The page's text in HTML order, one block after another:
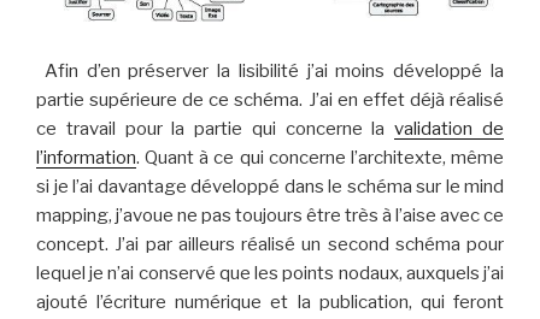
Afin d’en préserver la lisibilité j’ai moins développé la
partie supérieure de ce schéma. J’ai en effet déjà réalisé
ce travail pour la partie qui concerne lavalidation de
l’information. Quant à ce qui concerne l’architexte, même
si je l’ai davantage développé dans le schéma sur le mind
mapping, j’avoue ne pas toujours être très à l’aise avec ce
concept. J’ai par ailleurs réalisé un second schéma pour
lequel je n’ai conservé que les points nodaux, auxquels j’ai
ajouté l’écriture numérique et la publication, qui feront